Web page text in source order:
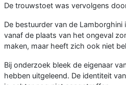
De trouwstoet was vervolgens
De bestuurder van de Lamborghini
vanaf de plaats van het ongeval
maken, maar heeft zich ook niet
Bij onderzoek bleek de eigenaar
hebben uitgeleend. De identiteit